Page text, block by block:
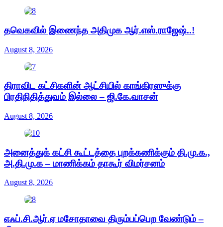
தவெகவில் இணைந்த அதிமுக ஆர்.எஸ்.ராஜேஷ்..!
August 8, 2026
திராவிட கட்சிகளின் ஆட்சியில் காங்கிரஸுக்கு
பிரதிநிதித்துவம் இல்லை – ஜி.கே.வாசன்
August 8, 2026
அனைத்துக் கட்சி கூட்டத்தை புறக்கணிக்கும் தி.மு.க.,
அ.தி.மு.க – மாணிக்கம் தாகூர் விமர்சனம்
August 8, 2026
எஃப்.சி.ஆர்.ஏ மசோதாவை திரும்பப்பெற வேண்டும் –